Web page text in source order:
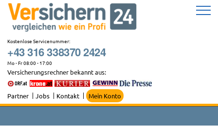
Zum
Inhalt
springen
Kostenlose Servicenummer:
+43 316 338370 2424
Mo - Fr 08:00 - 17:00
Versicherungsrechner bekannt aus:
Partner Jobs Kontakt Mein Konto